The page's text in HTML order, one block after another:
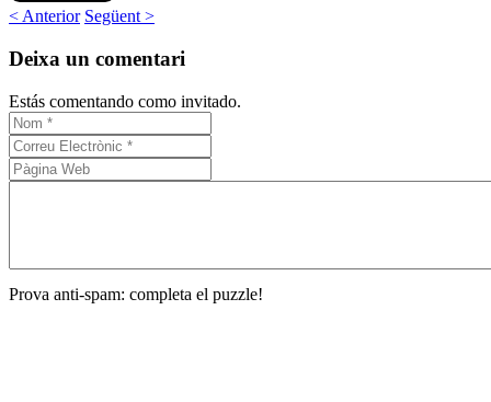
< Anterior Següent >
Deixa un comentari
Estás comentando como invitado.
Prova anti-spam: completa el puzzle!